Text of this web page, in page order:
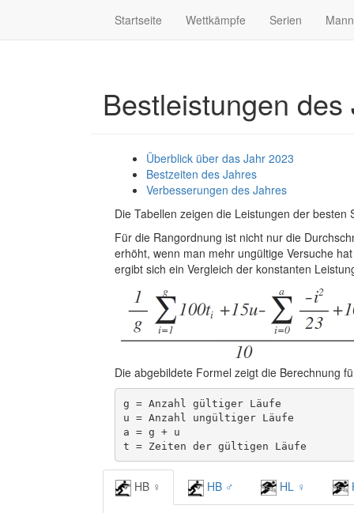
Startseite Wettkämpfe Serien
Bestleistungen
Überblick über das Jahr 2023
Bestzeiten des Jahres
Verbesserungen des Jahres
Die Tabellen zeigen die Leistungen der
Für die Rangordnung ist nicht nur die
erhöht, wenn man mehr ungültige Versuche
ergibt sich ein Vergleich der konstanten
Die abgebildete Formel zeigt die Berechnung
g = Anzahl gültiger Läufe
u = Anzahl ungültiger Läufe
a = g + u
t = Zeiten der gültigen Läufe
HB ♀ HB ♂ HL ♀